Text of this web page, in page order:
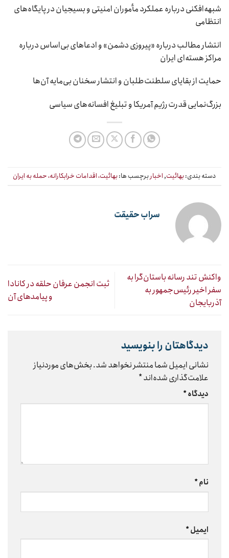
شبهه‌افکنی درباره عملکرد مأموران امنیتی و بسیجیان در پایگاه‌های
انتظامی
انتشار مطالب درباره «پیروزی دشمن» و ادعاهای بی‌اساس درباره
مراکز هسته‌ای ایران
حمایت از بقایای سلطنت‌طلبان و انتشار سخنان بی‌مایه آن‌ها
بزرگ‌نمایی قدرت رژیم آمریکا و تبلیغ افسانه‌های سیاسی
دسته بندی:بهائیت,اخباربرچسب ها:بهائیت، اقدامات خرابکارانه، حمله به ایران
سراب حقیقت
واکنش تند رسانه باستان‌گرا به
سفر اخیر رئیس‌جمهور به
آذربایجان
ثبت انجمن عرفان حلقه در کانادا
و پیامدهای آن
دیدگاهتان را بنویسید
نشانی ایمیل شما منتشر نخواهد شد.بخش‌های موردنیاز
علامت‌گذاری شده‌اند*
دیدگاه*
نام*
ایمیل*